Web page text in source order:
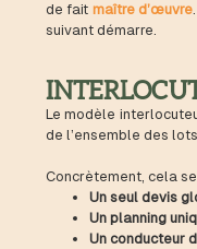
de fait maître d’œuvre
suivant démarre.
Le modèle
de l’ensemble des
Concrètement, cela
Un seul devis
Un planning
Un conducteur